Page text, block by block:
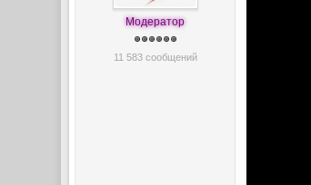
Модератор
11 583 сообщений